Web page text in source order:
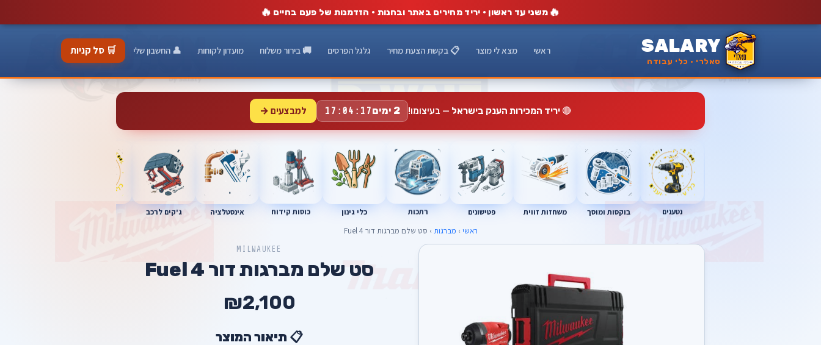
🔥משני עד ראשון · יריד מחירים באתר ובחנות · הזדמנות של פעם בחיים 🔥
SALARY
סאלרי · כלי עבודה
ראשי מצא לי מוצר 📋 בקשת הצעת מחיר גלגל הפרסים 🚚 בירור משלוח מועדון לקוחות 👤 החשבון שלי 🛒 סל קניות
🔴יריד המכירות הענק בישראל — בעיצומו! 2 ימים 17:04:16 למבצעים →
נטענים בוקסות ומוסך משחזות זווית פטישונים רתכות כלי גינון כוסות קידוח אינסטלציה ג'קים לרכב
ראשי › מברגות › סט שלם מברגות דור 4 Fuel
MILWAUKEE
סט שלם מברגות דור 4 Fuel
₪2,100
📋 תיאור המוצר